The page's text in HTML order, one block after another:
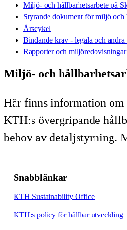
Miljö- och hållbarhetsarbete på
Styrande dokument för miljö
Årscykel
Bindande krav - legala och andra
Rapporter och
Miljö- och
Här finns information om
KTH:s övergripande
behov av detaljstyrning.
Snabblänkar
KTH Sustainability Office
KTH:s policy för hållbar utveckling